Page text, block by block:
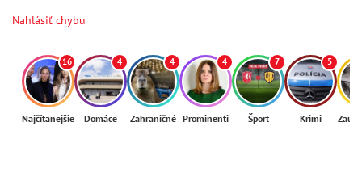
Nahlásiť chybu
16
Najčítanejšie
4
Domáce
4
Zahraničné
4
Prominenti
7
Šport
5
Krimi